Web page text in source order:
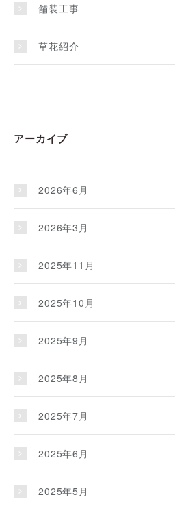
舗装工事
草花紹介
アーカイブ
2026年6月
2026年3月
2025年11月
2025年10月
2025年9月
2025年8月
2025年7月
2025年6月
2025年5月